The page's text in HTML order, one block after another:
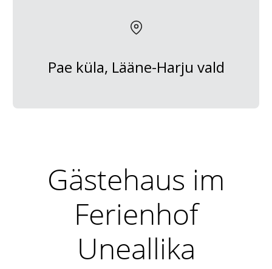
Pae küla, Lääne-Harju vald
Gästehaus im
Ferienhof
Uneallika